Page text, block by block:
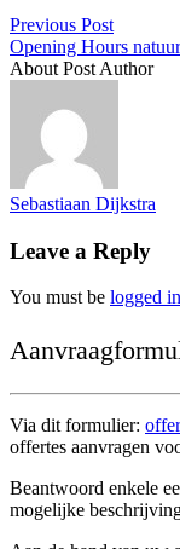
Previous Post
Opening Hours
About Post Author
Sebastiaan Dijkstra
Leave a Reply
You must be logged in
Via dit formulier:
offertes aanvragen
Beantwoord enkele
mogelijke